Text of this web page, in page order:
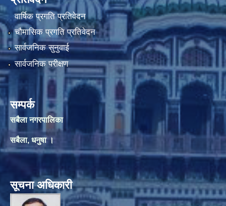
वार्षिक प्रगति प्रतिवेदन
चौमासिक प्रगति प्रतिवेदन
सार्वजनिक सुनुवाई
सार्वजनिक परीक्षण
सम्पर्क
सबैला नगरपालिका
सबैला, धनुषा ।
सूचना अधिकारी